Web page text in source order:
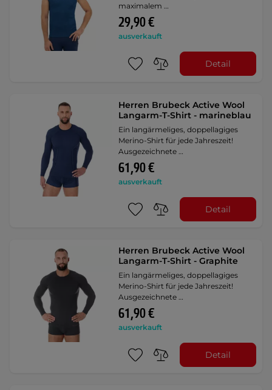
maximalem …
29,90 €
ausverkauft
Detail
Herren Brubeck Active Wool
Langarm-T-Shirt - marineblau
Ein langärmeliges, doppellagiges
Merino-Shirt für jede Jahreszeit!
Ausgezeichnete …
61,90 €
ausverkauft
Detail
Herren Brubeck Active Wool
Langarm-T-Shirt - Graphite
Ein langärmeliges, doppellagiges
Merino-Shirt für jede Jahreszeit!
Ausgezeichnete …
61,90 €
ausverkauft
Detail